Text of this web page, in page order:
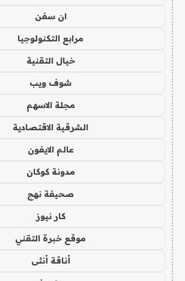
ان سفن
مرابع التكنولوجيا
خيال التقنية
شوف ويب
مجلة الاسهم
الشرقية الاقتصادية
عالم الايفون
مدونة كوكان
صحيفة نهج
كار نيوز
موقع خبرة التقني
أناقة أنثى